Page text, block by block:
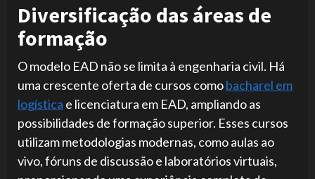
Diversificação das áreas de
formação
O modelo EAD não se limita à engenharia civil. Há
uma crescente oferta de cursos comobacharel em
logística e licenciatura em EAD, ampliando as
possibilidades de formação superior. Esses cursos
utilizam metodologias modernas, como aulas ao
vivo, fóruns de discussão e laboratórios virtuais,